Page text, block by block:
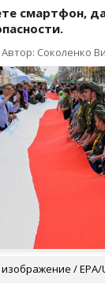
смартфон,
Автор: Соколенко
/ EPA/